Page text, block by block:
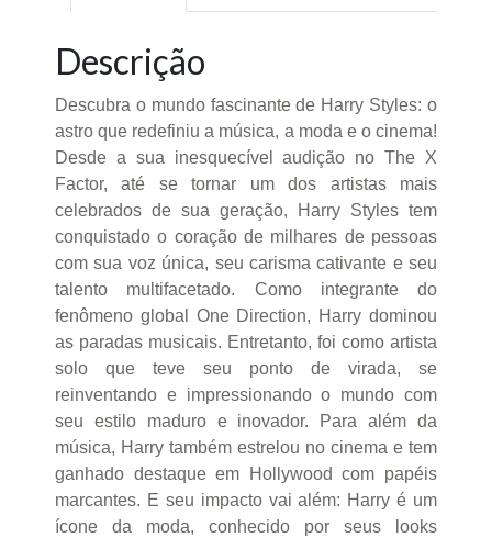
Descrição
Descubra o mundo fascinante de Harry Styles: o
astro que redefiniu a música, a moda e o cinema!
Desde a sua inesquecível audição no The X
Factor, até se tornar um dos artistas mais
celebrados de sua geração, Harry Styles tem
conquistado o coração de milhares de pessoas
com sua voz única, seu carisma cativante e seu
talento multifacetado. Como integrante do
fenômeno global One Direction, Harry dominou
as paradas musicais. Entretanto, foi como artista
solo que teve seu ponto de virada, se
reinventando e impressionando o mundo com
seu estilo maduro e inovador. Para além da
música, Harry também estrelou no cinema e tem
ganhado destaque em Hollywood com papéis
marcantes. E seu impacto vai além: Harry é um
ícone da moda, conhecido por seus looks